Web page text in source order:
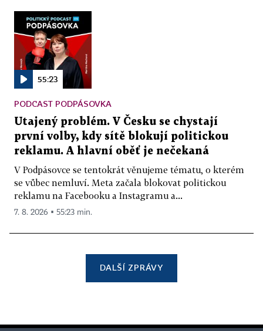
55:23
PODCAST PODPÁSOVKA
Utajený problém. V Česku se chystají
první volby, kdy sítě blokují politickou
reklamu. A hlavní oběť je nečekaná
V Podpásovce se tentokrát věnujeme tématu, o kterém
se vůbec nemluví. Meta začala blokovat politickou
reklamu na Facebooku a Instagramu a...
7. 8. 2026 ▪ 55:23 min.
DALŠÍ ZPRÁVY